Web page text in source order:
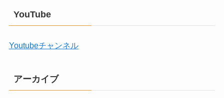
YouTube
Youtubeチャンネル
アーカイブ